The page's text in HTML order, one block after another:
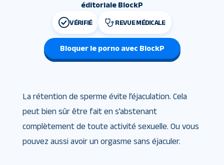
éditoriale BlockP
VÉRIFIÉ REVUE MÉDICALE
Bloquer le porno avec BlockP
La rétention de sperme évite l’éjaculation. Cela
peut bien sûr être fait en s’abstenant
complètement de toute activité sexuelle. Ou vous
pouvez aussi avoir un orgasme sans éjaculer.